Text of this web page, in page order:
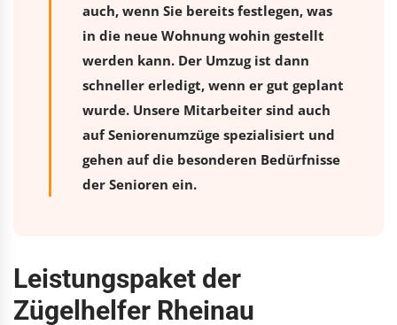
auch, wenn Sie bereits festlegen, was
in die neue Wohnung wohin gestellt
werden kann. Der Umzug ist dann
schneller erledigt, wenn er gut geplant
wurde. Unsere Mitarbeiter sind auch
auf Seniorenumzüge spezialisiert und
gehen auf die besonderen Bedürfnisse
der Senioren ein.
Leistungspaket der
Zügelhelfer Rheinau